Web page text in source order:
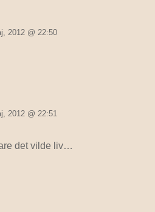
2012 @ 22:50
2012 @ 22:51
det vilde liv…